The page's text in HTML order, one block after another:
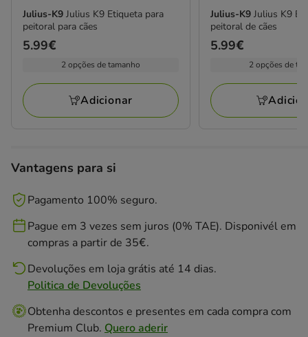
Julius-K9 Julius K9 Etiqueta para
peitoral para cães
Preço
5.99€
2 opções de tamanho
Adicionar
Julius-K9Julius K9
peitoral de cães
Preço
5.99€
2 opções de
Vantagens para si
Pagamento 100% seguro.
Pague em 3 vezes sem juros (0% TAE). Disponivél em
compras a partir de 35€.
Devoluções em loja grátis até 14 dias.
Politica de Devoluções
Obtenha descontos e presentes em cada compra com
Premium Club. Quero aderir